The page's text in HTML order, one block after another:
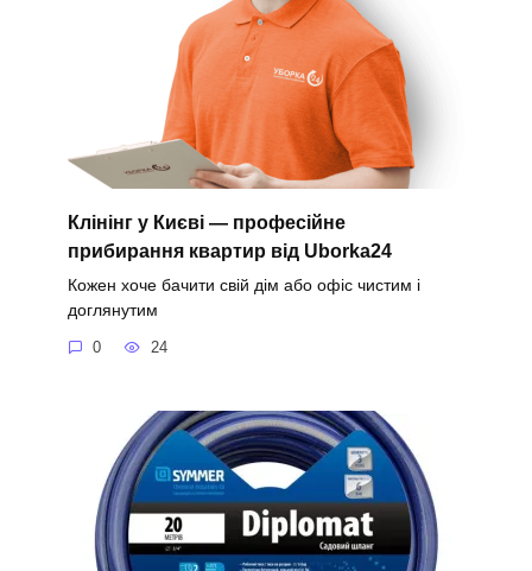
Клінінг у Києві — професійне
прибирання квартир від Uborka24
Кожен хоче бачити свій дім або офіс чистим і
доглянутим
0 24